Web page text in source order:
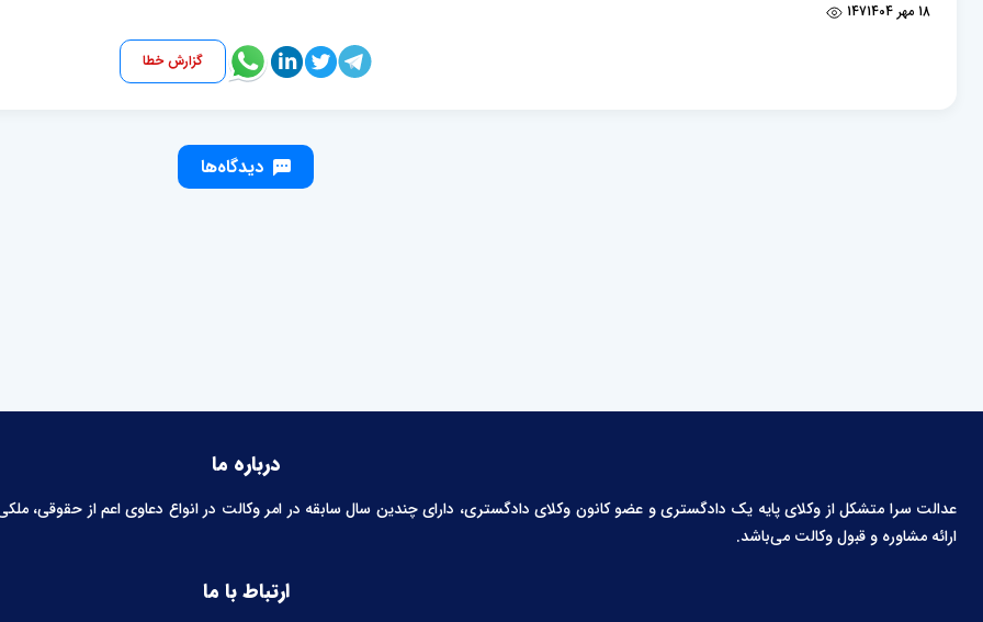
18 مهر 1404 147
گزارش خطا
دیدگاه‌ها
درباره ما
عدالت سرا متشکل از وکلای پایه یک دادگستری و عضو کانون وکلای دادگستری، دارای چندین سال سابقه در امر وکالت در انواع دعاوی اعم از حقوقی،
ارائه مشاوره و قبول وکالت می‌باشد.
ارتباط با ما